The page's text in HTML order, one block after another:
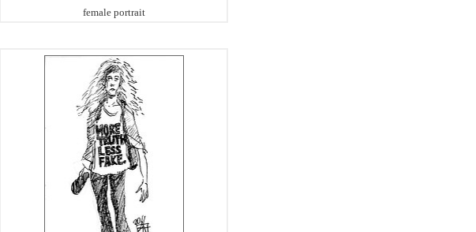
female portrait